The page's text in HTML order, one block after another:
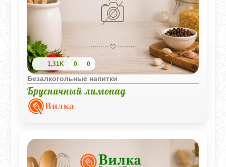
1,31K 0 0
Безалкогольные напитки
Брусничный лимонад
Вилка